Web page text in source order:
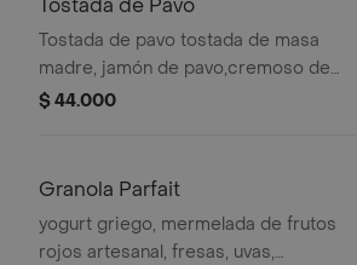
Tostada de Pavo
Tostada de pavo tostada de masa
madre, jamón de pavo,cremoso de
aguacate, huevos ponchados,mix de
$ 44.000
Granola Parfait
yogurt griego, mermelada de frutos
rojos artesanal, fresas, uvas,